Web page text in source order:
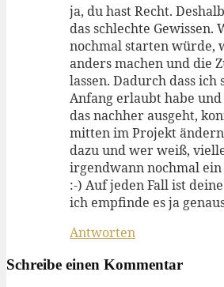
ja, du hast Recht.
das schlechte Gewissen.
nochmal starten würde,
anders machen und die
lassen. Dadurch dass
Anfang erlaubt habe
das nachher ausgeht,
mitten im Projekt
dazu und wer weiß,
irgendwann nochmal
:-) Auf jeden Fall ist
ich empfinde es ja
Antworten
Schreibe einen Kommentar